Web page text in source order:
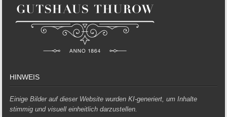
HINWEIS
Einige Bilder auf dieser Website wurden KI-generiert, um Inhalte
stimmig und visuell einheitlich darzustellen.